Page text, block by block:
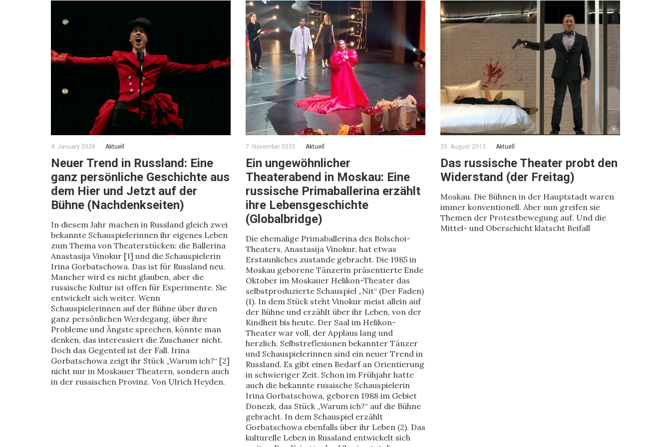
4. January 2026 Aktuell
Neuer Trend in Russland: Eine
ganz persönliche Geschichte aus
dem Hier und Jetzt auf der
Bühne (Nachdenkseiten)
In diesem Jahr machen in Russland gleich zwei
bekannte Schauspielerinnen ihr eigenes Leben
zum Thema von Theaterstücken: die Ballerina
Anastasija Vinokur [1] und die Schauspielerin
Irina Gorbatschowa. Das ist für Russland neu.
Mancher wird es nicht glauben, aber die
russische Kultur ist offen für Experimente. Sie
entwickelt sich weiter. Wenn
Schauspielerinnen auf der Bühne über ihren
ganz persönlichen Werdegang, über ihre
Probleme und Ängste sprechen, könnte man
denken, das interessiert die Zuschauer nicht.
Doch das Gegenteil ist der Fall. Irina
Gorbatschowa zeigt ihr Stück „Warum ich?“ [2]
nicht nur in Moskauer Theatern, sondern auch
in der russischen Provinz. Von Ulrich Heyden.
7. November 2025 Aktuell
Ein ungewöhnlicher
Theaterabend in Moskau: Eine
russische Primaballerina erzählt
ihre Lebensgeschichte
(Globalbridge)
Die ehemalige Primaballerina des Bolschoi-
Theaters, Anastasija Vinokur, hat etwas
Erstaunliches zustande gebracht. Die 1985 in
Moskau geborene Tänzerin präsentierte Ende
Oktober im Moskauer Helikon-Theater das
selbstproduzierte Schauspiel „Nit“ (Der Faden)
(1). In dem Stück steht Vinokur meist allein auf
der Bühne und erzählt über ihr Leben, von der
Kindheit bis heute. Der Saal im Helikon-
Theater war voll, der Applaus lang und
herzlich. Selbstreflexionen bekannter Tänzer
und Schauspielerinnen sind ein neuer Trend in
Russland. Es gibt einen Bedarf an Orientierung
in schwieriger Zeit. Schon im Frühjahr hatte
auch die bekannte russische Schauspielerin
Irina Gorbatschowa, geboren 1988 im Gebiet
Donezk, das Stück „Warum ich?“ auf die Bühne
gebracht. In dem Schauspiel erzählt
Gorbatschowa ebenfalls über ihr Leben (2). Das
kulturelle Leben in Russland entwickelt sich
25. August 2013 Aktuell
Das russische Theater probt den
Widerstand (der Freitag)
Moskau. Die Bühnen in der Hauptstadt waren
immer konventionell. Aber nun greifen sie
Themen der Protestbewegung auf. Und die
Mittel- und Oberschicht klatscht Beifall